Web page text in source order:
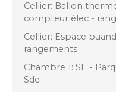
Cellier: Ballon
compteur élec -
Cellier: Espace
rangements
Chambre 1: SE -
Sde